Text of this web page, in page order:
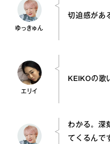
ゆっきゅん
切迫感があ
エリイ
KEIKOの歌
わかる。深
てくるんで